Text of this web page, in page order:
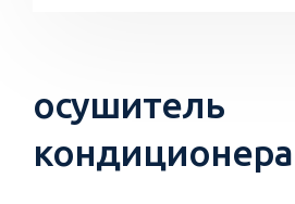
осушитель
кондиционера